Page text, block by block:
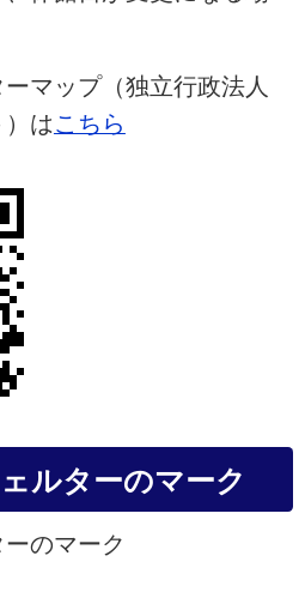
マップ（独立行政法人
はこちら
ルターのマーク
のマーク